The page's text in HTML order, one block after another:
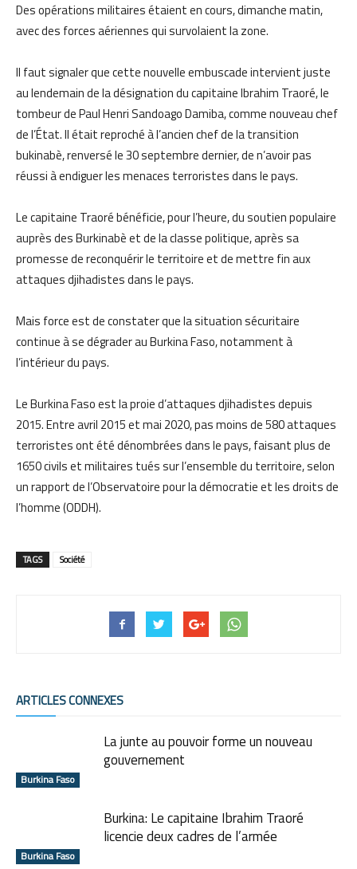
Des opérations militaires étaient en cours, dimanche matin,
avec des forces aériennes qui survolaient la zone.
Il faut signaler que cette nouvelle embuscade intervient juste
au lendemain de la désignation du capitaine Ibrahim Traoré, le
tombeur de Paul Henri Sandoago Damiba, comme nouveau chef
de l’État. Il était reproché à l’ancien chef de la transition
bukinabè, renversé le 30 septembre dernier, de n’avoir pas
réussi à endiguer les menaces terroristes dans le pays.
Le capitaine Traoré bénéficie, pour l’heure, du soutien populaire
auprès des Burkinabè et de la classe politique, après sa
promesse de reconquérir le territoire et de mettre fin aux
attaques djihadistes dans le pays.
Mais force est de constater que la situation sécuritaire
continue à se dégrader au Burkina Faso, notamment à
l’intérieur du pays.
Le Burkina Faso est la proie d’attaques djihadistes depuis
2015. Entre avril 2015 et mai 2020, pas moins de 580 attaques
terroristes ont été dénombrées dans le pays, faisant plus de
1650 civils et militaires tués sur l’ensemble du territoire, selon
un rapport de l’Observatoire pour la démocratie et les droits de
l’homme (ODDH).
TAGS Société
ARTICLES CONNEXES
Burkina Faso
La junte au pouvoir forme un nouveau
gouvernement
Burkina Faso
Burkina: Le capitaine Ibrahim Traoré
licencie deux cadres de l’armée